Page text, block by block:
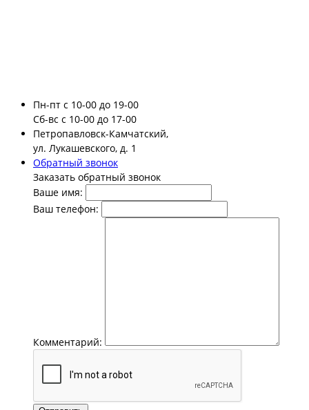
Пн-пт с 10-00 до 19-00
Сб-вс с 10-00 до 17-00
Петропавловск-Камчатский,
ул. Лукашевского, д. 1
Обратный звонок
Заказать обратный звонок
Ваше имя:
Ваш телефон:
Комментарий: